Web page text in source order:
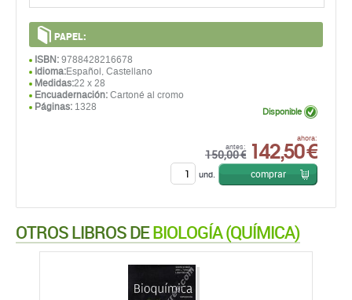
PAPEL:
ISBN: 9788428216678
Idioma:Español, Castellano
Medidas:22 x 28
Encuadernación: Cartoné al cromo
Páginas: 1328
antes:
150,00 €
ahora:
142,50 €
Disponible
und. comprar
OTROS LIBROS DEBIOLOGÍA (QUÍMICA)